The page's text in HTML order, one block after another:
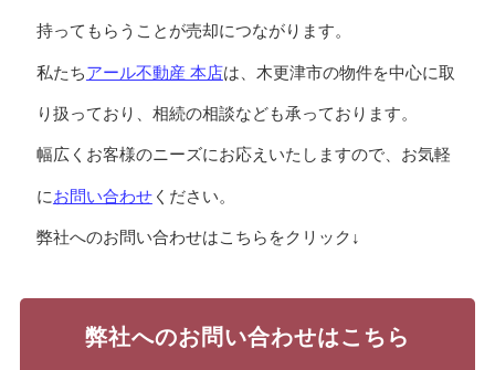
持ってもらうことが売却につながります。
私たちアール不動産 本店は、木更津市の物件を中心に取
り扱っており、相続の相談なども承っております。
幅広くお客様のニーズにお応えいたしますので、お気軽
にお問い合わせください。
弊社へのお問い合わせはこちらをクリック↓
弊社へのお問い合わせはこちら